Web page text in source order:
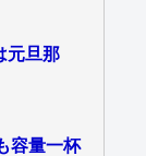
元旦那
容量一杯